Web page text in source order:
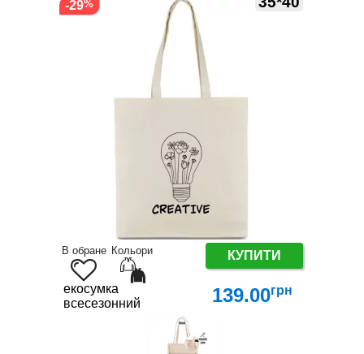
В обране Кольори КУПИТИ
екосумка
всесезонний
139.00грн
-29